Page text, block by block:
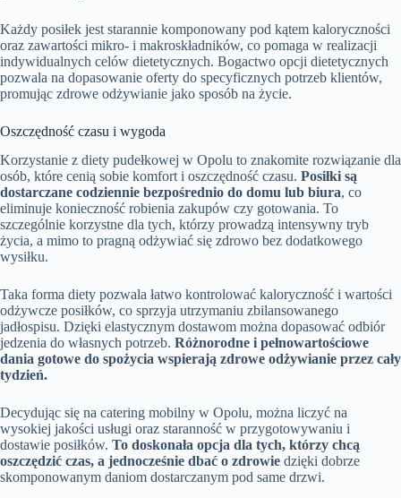
Każdy posiłek jest starannie komponowany pod kątem kaloryczności
oraz zawartości mikro- i makroskładników, co pomaga w realizacji
indywidualnych celów dietetycznych. Bogactwo opcji dietetycznych
pozwala na dopasowanie oferty do specyficznych potrzeb klientów,
promując zdrowe odżywianie jako sposób na życie.
Oszczędność czasu i wygoda
Korzystanie z diety pudełkowej w Opolu to znakomite rozwiązanie dla
osób, które cenią sobie komfort i oszczędność czasu. Posiłki są
dostarczane codziennie bezpośrednio do domu lub biura, co
eliminuje konieczność robienia zakupów czy gotowania. To
szczególnie korzystne dla tych, którzy prowadzą intensywny tryb
życia, a mimo to pragną odżywiać się zdrowo bez dodatkowego
wysiłku.
Taka forma diety pozwala łatwo kontrolować kaloryczność i wartości
odżywcze posiłków, co sprzyja utrzymaniu zbilansowanego
jadłospisu. Dzięki elastycznym dostawom można dopasować odbiór
jedzenia do własnych potrzeb. Różnorodne i pełnowartościowe
dania gotowe do spożycia wspierają zdrowe odżywianie przez cały
tydzień.
Decydując się na catering mobilny w Opolu, można liczyć na
wysokiej jakości usługi oraz staranność w przygotowywaniu i
dostawie posiłków. To doskonała opcja dla tych, którzy chcą
oszczędzić czas, a jednocześnie dbać o zdrowie dzięki dobrze
skomponowanym daniom dostarczanym pod same drzwi.